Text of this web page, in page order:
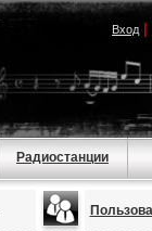
Вход|
Радиостанции